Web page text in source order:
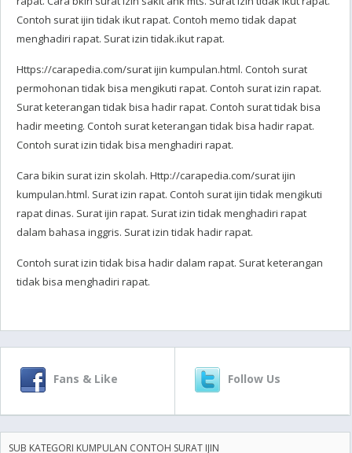
Contoh surat ijin tidak ikut rapat. Contoh memo tidak dapat
menghadiri rapat. Surat izin tidak.ikut rapat.
Https://carapedia.com/surat ijin kumpulan.html. Contoh surat
permohonan tidak bisa mengikuti rapat. Contoh surat izin rapat.
Surat keterangan tidak bisa hadir rapat. Contoh surat tidak bisa
hadir meeting. Contoh surat keterangan tidak bisa hadir rapat.
Contoh surat izin tidak bisa menghadiri rapat.
Cara bikin surat izin skolah. Http://carapedia.com/surat ijin
kumpulan.html. Surat izin rapat. Contoh surat ijin tidak mengikuti
rapat dinas. Surat ijin rapat. Surat izin tidak menghadiri rapat
dalam bahasa inggris. Surat izin tidak hadir rapat.
Contoh surat izin tidak bisa hadir dalam rapat. Surat keterangan
tidak bisa menghadiri rapat.
Fans & Like Follow Us
SUB KATEGORI KUMPULAN CONTOH SURAT IJIN